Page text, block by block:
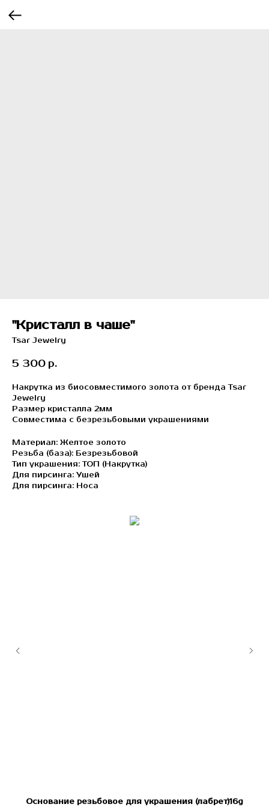
"Кристалл в чаше"
Tsar Jewelry
5 300 р.
Накрутка из биосовместимого золота от бренда Tsar
Jewelry
Размер кристалла 2мм
Совместима с безрезьбовыми украшениями
Материал: Желтое золото
Резьба (база): Безрезьбовой
Тип украшения: ТОП (Накрутка)
Для пирсинга: Ушей
Для пирсинга: Носа
Основание резьбовое для украшения (лабрет)16g